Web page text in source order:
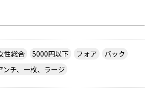
性総合 5000円以下 フォア
バック
ンチ、一枚、ラージ